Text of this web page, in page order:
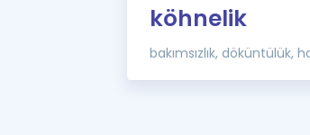
köhnelik
bakımsızlık,